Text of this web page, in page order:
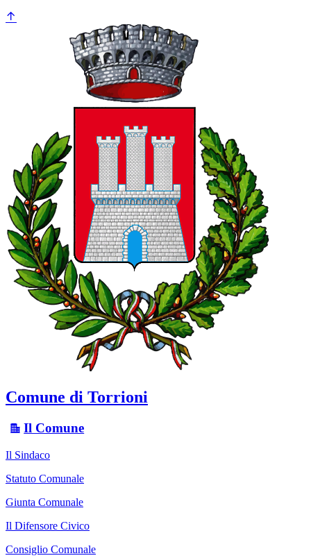
Comune di Torrioni
Il Comune
Il Sindaco
Statuto Comunale
Giunta Comunale
Il Difensore Civico
Consiglio Comunale